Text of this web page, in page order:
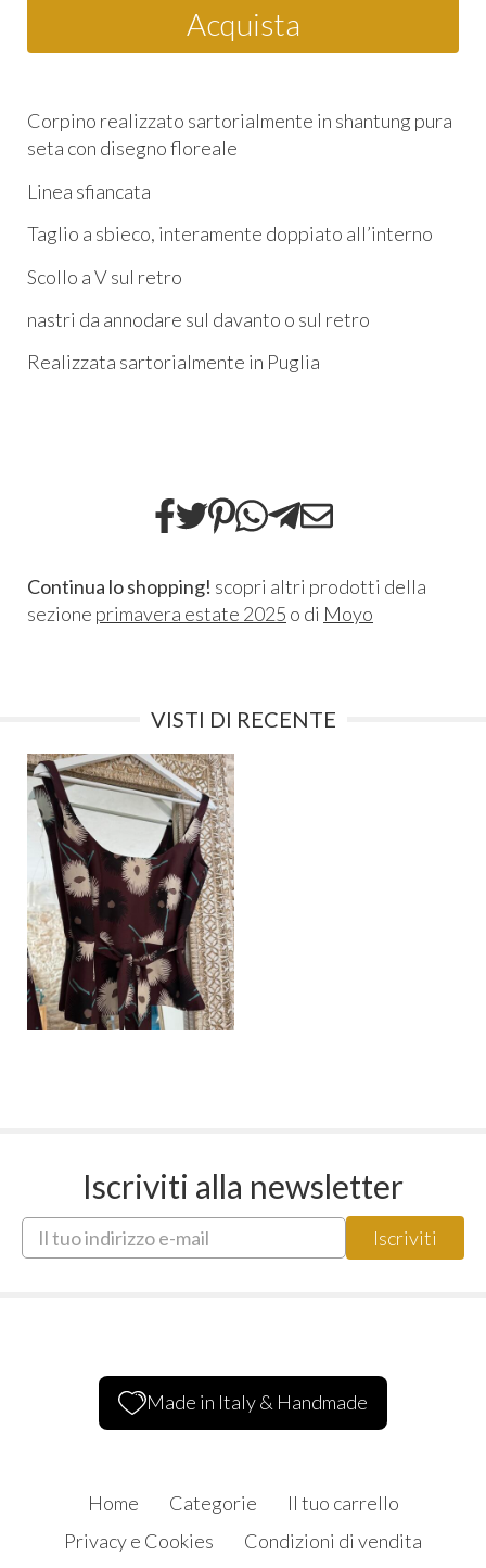
Acquista
Corpino realizzato sartorialmente in shantung pura
seta con disegno floreale
Linea sfiancata
Taglio a sbieco, interamente doppiato all’interno
Scollo a V sul retro
nastri da annodare sul davanto o sul retro
Realizzata sartorialmente in Puglia
Continua lo shopping! scopri altri prodotti della
sezione primavera estate 2025 o di Moyo
VISTI DI RECENTE
Iscriviti alla newsletter
Made in Italy & Handmade
Home Categorie
Il tuo carrello
Privacy e Cookies
Condizioni di vendita